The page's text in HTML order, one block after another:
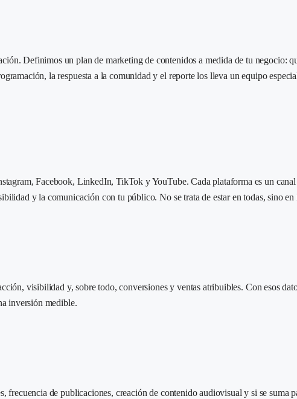
Definimos un plan de marketing de contenidos a medida de tu negocio:
la respuesta a la comunidad y el reporte los lleva un equipo
Facebook, LinkedIn, TikTok y YouTube. Cada plataforma es un
y la comunicación con tu público. No se trata de estar en todas, sino
visibilidad y, sobre todo, conversiones y ventas atribuibles. Con esos
inversión medible.
frecuencia de publicaciones, creación de contenido audiovisual y si se suma